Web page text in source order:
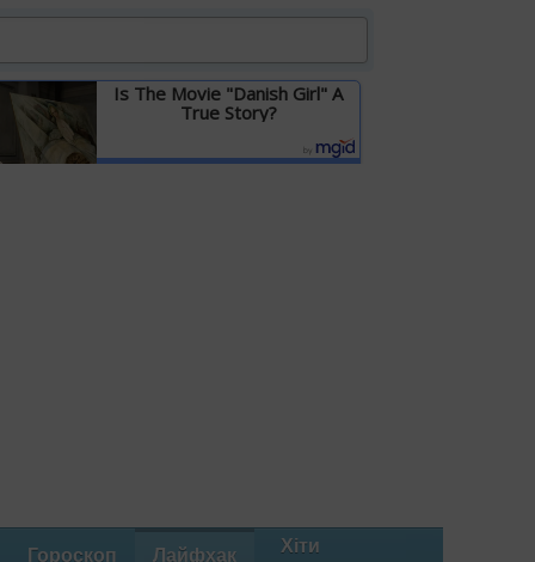
Is The Movie "Danish Girl" A
True Story?
Гороскоп Лайфхак Хіти